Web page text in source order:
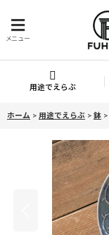
メニュー
用途でえらぶ
ホーム > 用途でえらぶ > 鉢 >